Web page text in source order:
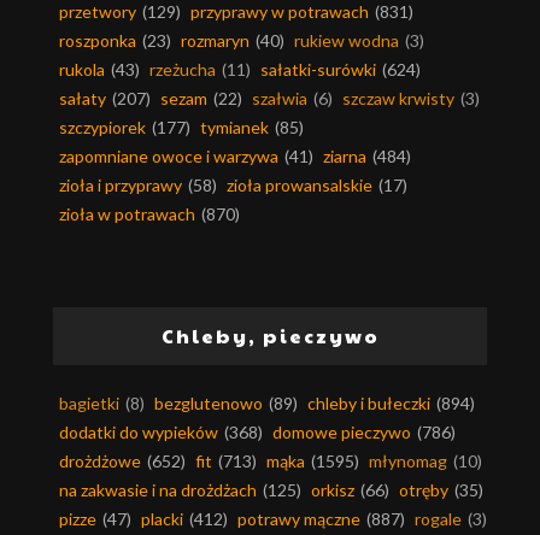
przetwory (129) przyprawy w potrawach (831)
roszponka (23) rozmaryn (40) rukiew wodna (3)
rukola (43) rzeżucha (11) sałatki-surówki (624)
sałaty (207) sezam (22) szałwia (6) szczaw krwisty (3)
szczypiorek (177) tymianek (85)
zapomniane owoce i warzywa (41) ziarna (484)
zioła i przyprawy (58) zioła prowansalskie (17)
zioła w potrawach (870)
Chleby, pieczywo
bagietki (8) bezglutenowo (89) chleby i bułeczki (894)
dodatki do wypieków (368) domowe pieczywo (786)
drożdżowe (652) fit (713) mąka (1595) młynomag (10)
na zakwasie i na drożdżach (125) orkisz (66) otręby (35)
pizze (47) placki (412) potrawy mączne (887) rogale (3)